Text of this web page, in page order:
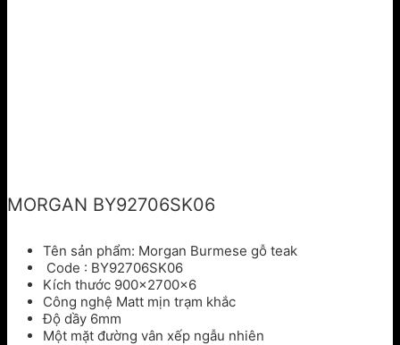
MORGAN BY92706SK06
Tên sản phẩm: Morgan Burmese gỗ teak
Code : BY92706SK06
Kích thước 900x2700x6
Công nghệ Matt mịn trạm khắc
Độ dầy 6mm
Một mặt đường vân xếp ngẫu nhiên